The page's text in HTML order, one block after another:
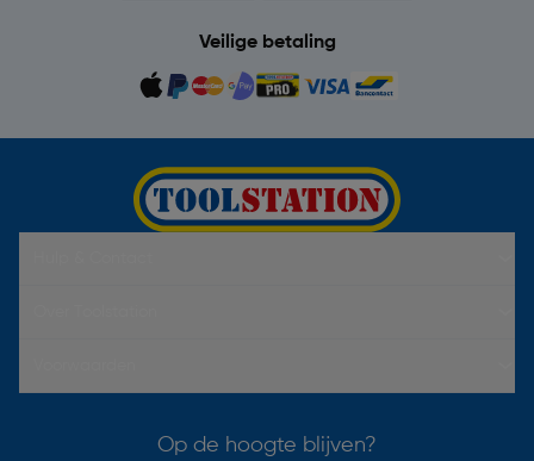
Veilige betaling
Op de hoogte blijven?